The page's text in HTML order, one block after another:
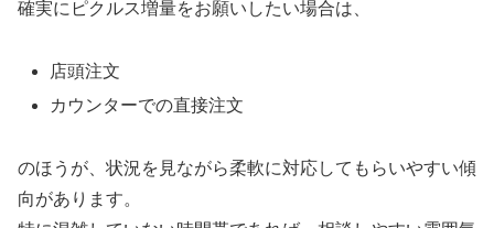
確実にピクルス増量をお願いしたい場合は、
店頭注文
カウンターでの直接注文
のほうが、状況を見ながら柔軟に対応してもらいやすい傾
向があります。